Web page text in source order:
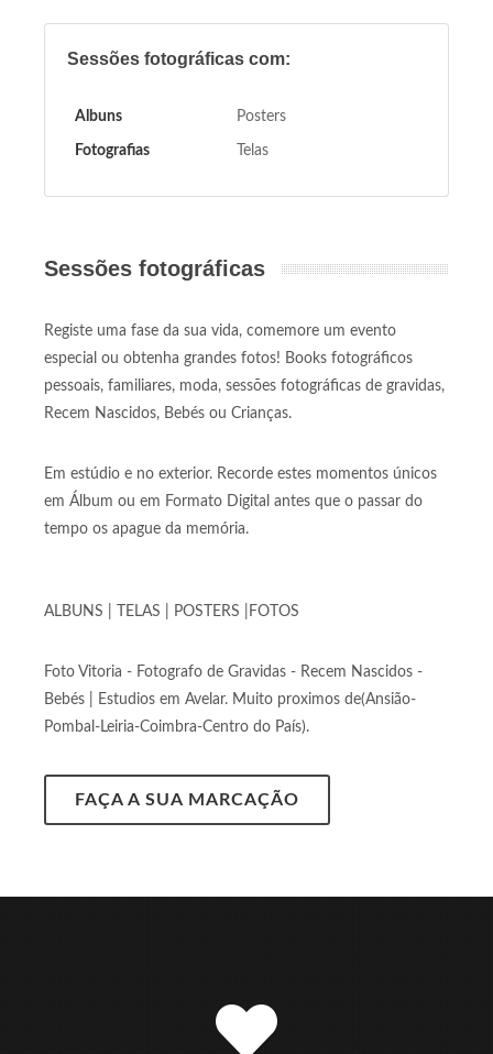
Sessões fotográficas com:
Albuns Posters
Fotografias Telas
Sessões fotográficas
Registe uma fase da sua vida, comemore um evento
especial ou obtenha grandes fotos! Books fotográficos
pessoais, familiares, moda, sessões fotográficas de gravidas,
Recem Nascidos, Bebés ou Crianças.
Em estúdio e no exterior. Recorde estes momentos únicos
em Álbum ou em Formato Digital antes que o passar do
tempo os apague da memória.
ALBUNS | TELAS | POSTERS |FOTOS
Foto Vitoria - Fotografo de Gravidas - Recem Nascidos -
Bebés | Estudios em Avelar. Muito proximos de(Ansião-
Pombal-Leiria-Coimbra-Centro do País).
FAÇA A SUA MARCAÇÃO